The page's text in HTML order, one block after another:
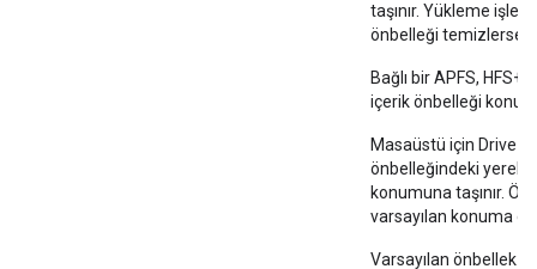
taşınır. Yükleme
önbelleği
Bağlı bir APFS,
içerik önbelleği
Masaüstü için Drive
önbelleğindeki yerel
konumuna taşınır.
varsayılan konuma
Varsayılan önbellek